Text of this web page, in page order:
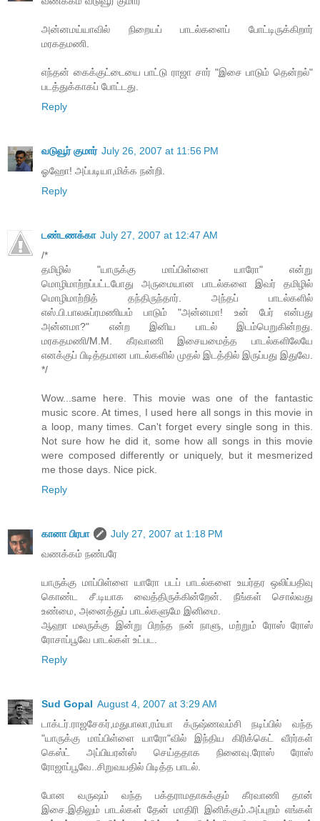
அன்னமய்யாவில் நிறையப் பாடல்களைப் போட்டிருக்கிறார்
மரகதமணி.
எந்தன் கைக்குட்டையை பாட்டு ராஜா சார் "இசை பாடும் தென்றல்"
படத்துக்காகப் போட்டது.
Reply
வடுவூர் குமார் July 26, 2007 at 11:56 PM
ஓஹோ! அப்படியா,மிக்க நன்றி.
Reply
டண்டணக்கா July 27, 2007 at 12:47 AM
/*
தமிழில் "யாருக்கு மாப்பிள்ளை யாரோ" என்று
மொழிமாற்றப்பட்டபோது அருமையான பாடல்களை இவர் தமிழில்
மொழிமாற்றித் தந்திருந்தார். அந்தப் பாடல்களில்
எஸ்.பி.பாலசுப்ரமணியம் பாடும் "அன்னமா! உன் பேர் என்பது
அன்னமா?" என்ற இனிய பாடல் இடம்பெறுகின்றது.
மரகதமணி/M.M. கீரவாணி இசையமைத்த பாடல்களிலேயே
எனக்குப் பிடித்தமான பாடல்களில் முதல் இடத்தில் இருப்பது இதுவே.
*/
Wow...same here. This movie was one of the fantastic
music score. At times, I used here all songs in this movie in
a loop, many times. Can't forget every single song in this.
Not sure how he did it, some how all songs in this movie
were composed differently or uniquely, but it mesmerized
me those days. Nice pick.
Reply
கானா பிரபா
July 27, 2007 at 1:18 PM
வணக்கம் நண்பரே
யாருக்கு மாப்பிள்ளை யாரோ படப் பாடல்களை உயர்தர ஒலிப்பதிவு
கொண்ட சீ.டியாக வைத்திருக்கின்றேன். நீங்கள் சொல்வது
உண்மை, அனைத்துப் பாடல்களுமே இனிமை.
ஆஹா மலருக்கு இன்று பிறந்த நன் நாளு, மற்றும் ரோஸ் ரோஸ்
ரோசாப்பூவே பாடல்கள் உட்பட.
Reply
Sud Gopal August 4, 2007 at 3:29 AM
டாக்டர்.ராஜசேகர்,மதுபாலா,ரம்யா க்ருஷ்ணவம்சி நடிப்பில் வந்த
"யாருக்கு மாப்பிள்ளை யாரோ"வில் இந்திய கிரிக்கெட் வீரர்கள்
கெஸ்ட் அப்பியரன்ஸ் செய்ததாக நினைவு.ரோஸ் ரோஸ்
ரோஜாப்பூவே..சிறுவயதில் பிடித்த பாடல்.
போன வருஷம் வந்த பக்தராமதாசுக்கும் கீரவாணி தான்
இசை.இதிலும் பாடல்கள் தேன் மாதிரி இனிக்கும்.அப்புறம் எங்கள்